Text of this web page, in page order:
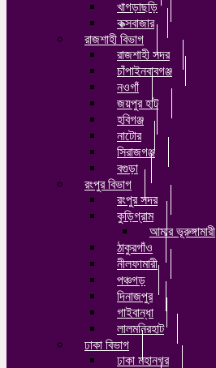
খাগড়াছড়ি
কক্সবাজার
রাজশাহী বিভাগ
রাজশাহী সদর
চাঁপাইনবাবগঞ্জ
নওগাঁ
জয়পুর হাট
হবিগঞ্জ
নাটোর
সিরাজগঞ্জ
বগুড়া
রংপুর বিভাগ
রংপুর সদর
কুড়িগ্রাম
আমার ভূরুঙ্গামারী
ঠাকুরগাঁও
নীলফামারী
পঞ্চগড়
দিনাজপুর
গাইবান্ধা
লালমনিরহাট
ঢাকা বিভাগ
ঢাকা মহানগর